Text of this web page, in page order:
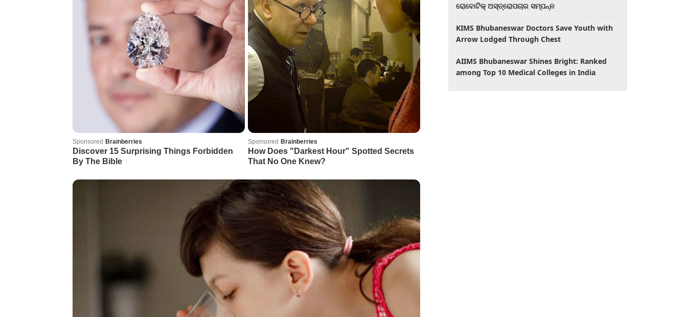
ରୋବୋଟିକ୍ ଅସ୍ତ୍ରୋପଚାର ସମ୍ପନ୍ନ
KIMS Bhubaneswar Doctors Save Youth with
Arrow Lodged Through Chest
AIIMS Bhubaneswar Shines Bright: Ranked
among Top 10 Medical Colleges in India